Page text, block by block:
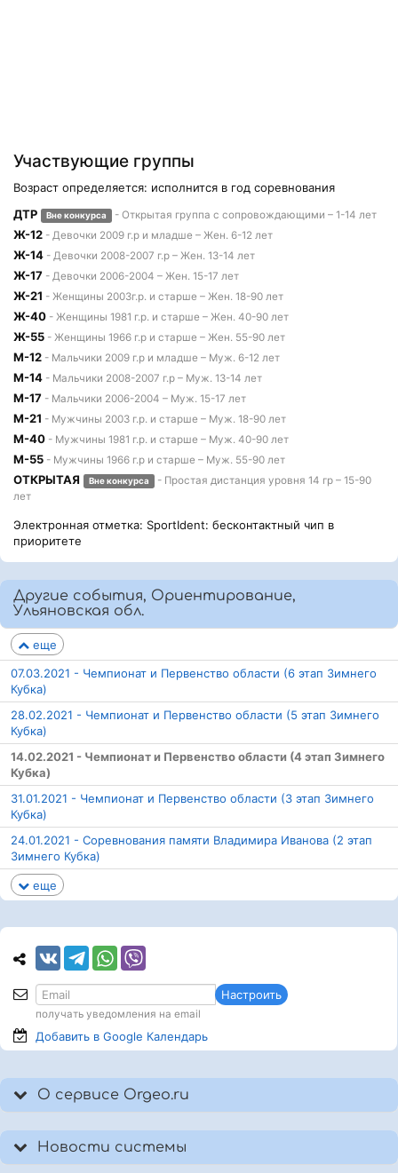
Участвующие группы
Возраст определяется: исполнится в год соревнования
ДТР
Вне конкурса - Открытая группа с сопровождающими – 1-14 лет
Ж-12 - Девочки 2009 г.р и младше – Жен. 6-12 лет
Ж-14 - Девочки 2008-2007 г.р – Жен. 13-14 лет
Ж-17 - Девочки 2006-2004 – Жен. 15-17 лет
Ж-21 - Женщины 2003г.р. и старше – Жен. 18-90 лет
Ж-40 - Женщины 1981 г.р. и старше – Жен. 40-90 лет
Ж-55 - Женщины 1966 г.р и старше – Жен. 55-90 лет
М-12 - Мальчики 2009 г.р и младше – Муж. 6-12 лет
М-14 - Мальчики 2008-2007 г.р – Муж. 13-14 лет
М-17 - Мальчики 2006-2004 – Муж. 15-17 лет
М-21 - Мужчины 2003 г.р. и старше – Муж. 18-90 лет
М-40 - Мужчины 1981 г.р. и старше – Муж. 40-90 лет
М-55 - Мужчины 1966 г.р и старше – Муж. 55-90 лет
ОТКРЫТАЯ Вне конкурса
- Простая дистанция уровня 14 гр – 15-90
лет
Электронная отметка: SportIdent: бесконтактный чип в
приоритете
Другие события, Ориентирование,
Ульяновская обл.
еще
07.03.2021 - Чемпионат и Первенство области (6 этап Зимнего
Кубка)
28.02.2021 - Чемпионат и Первенство области (5 этап Зимнего
Кубка)
14.02.2021 - Чемпионат и Первенство области (4 этап Зимнего
Кубка)
31.01.2021 - Чемпионат и Первенство области (3 этап Зимнего
Кубка)
24.01.2021 - Соревнования памяти Владимира Иванова (2 этап
Зимнего Кубка)
еще
Настроить
получать уведомления на email
Добавить в Google Календарь
О сервисе Orgeo.ru
Новости системы